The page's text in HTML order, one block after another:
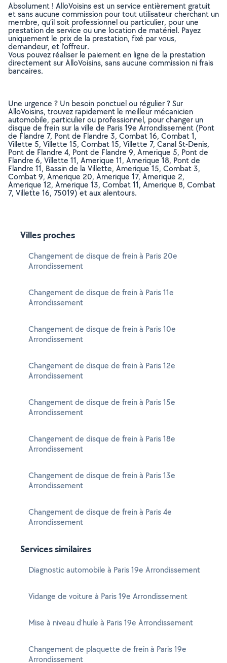
Absolument ! AlloVoisins est un service entièrement gratuit
et sans aucune commission pour tout utilisateur cherchant un
membre, qu’il soit professionnel ou particulier, pour une
prestation de service ou une location de matériel. Payez
uniquement le prix de la prestation, fixé par vous,
demandeur, et l’offreur.
Vous pouvez réaliser le paiement en ligne de la prestation
directement sur AlloVoisins, sans aucune commission ni frais
bancaires.
Une urgence ? Un besoin ponctuel ou régulier ? Sur
AlloVoisins, trouvez rapidement le meilleur mécanicien
automobile, particulier ou professionnel, pour changer un
disque de frein sur la ville de Paris 19e Arrondissement (Pont
de Flandre 7, Pont de Flandre 3, Combat 16, Combat 1,
Villette 5, Villette 15, Combat 15, Villette 7, Canal St-Denis,
Pont de Flandre 4, Pont de Flandre 9, Amerique 5, Pont de
Flandre 6, Villette 11, Amerique 11, Amerique 18, Pont de
Flandre 11, Bassin de la Villette, Amerique 15, Combat 3,
Combat 9, Amerique 20, Amerique 17, Amerique 2,
Amerique 12, Amerique 13, Combat 11, Amerique 8, Combat
7, Villette 16, 75019) et aux alentours.
Villes proches
Changement de disque de frein à Paris 20e
Arrondissement
Changement de disque de frein à Paris 11e
Arrondissement
Changement de disque de frein à Paris 10e
Arrondissement
Changement de disque de frein à Paris 12e
Arrondissement
Changement de disque de frein à Paris 15e
Arrondissement
Changement de disque de frein à Paris 18e
Arrondissement
Changement de disque de frein à Paris 13e
Arrondissement
Changement de disque de frein à Paris 4e
Arrondissement
Services similaires
Diagnostic automobile à Paris 19e Arrondissement
Vidange de voiture à Paris 19e Arrondissement
Mise à niveau d'huile à Paris 19e Arrondissement
Changement de plaquette de frein à Paris 19e
Arrondissement